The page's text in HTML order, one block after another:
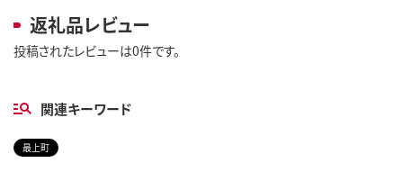
返礼品レビュー
投稿されたレビューは0件です。
関連キーワード
最上町